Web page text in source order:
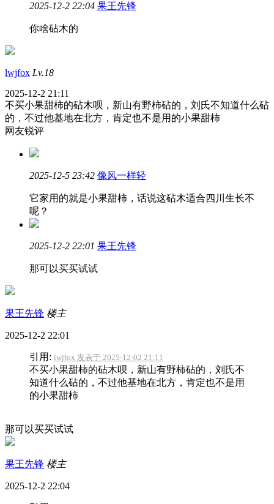
2025-12-2 22:04 果王先锋
你啥砧木的
lwjfox Lv.18
2025-12-2 21:11
不买小果甜柿的砧木呗，新山有野柿砧的，刘氏不知道什么砧
的，不过他基地在北方，肯定也不是用的小果甜柿
网友锐评
2025-12-5 23:42 像风一样轻
它家用的就是小果甜柿，话说这砧木适合四川生长不
呢？
2025-12-2 22:01 果王先锋
那可以买买试试
果王先锋 楼主
2025-12-2 22:01
引用: lwjfox 发表于 2025-12-02 21:11
不买小果甜柿的砧木呗，新山有野柿砧的，刘氏不
知道什么砧的，不过他基地在北方，肯定也不是用
的小果甜柿
那可以买买试试
果王先锋 楼主
2025-12-2 22:04